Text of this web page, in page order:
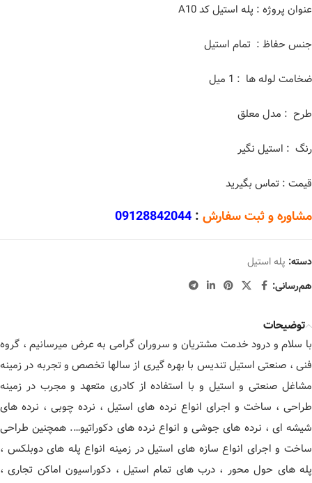
عنوان پروژه : پله استیل کد A10
جنس حفاظ : تمام استیل
ضخامت لوله ها : 1 میل
طرح : مدل معلق
رنگ : استیل نگیر
قیمت : تماس بگیرید
مشاوره و ثبت سفارش :
09128842044
دسته: پله استیل
هم‌رسانی:
توضیحات
با سلام و درود خدمت مشتریان و سروران گرامی به عرض میرسانیم ، گروه
فنی ، صنعتی استیل تندیس با بهره گیری از سالها تخصص و تجربه در زمینه
مشاغل صنعتی و استیل و با استفاده از کادری متعهد و مجرب در زمینه
طراحی ، ساخت و اجرای انواع نرده های استیل ، نرده چوبی ، نرده های
شیشه ای ، نرده های جوشی و انواع نرده های دکوراتیو…. همچنین طراحی
ساخت و اجرای انواع سازه های استیل در زمینه انواع پله های دوبلکس ،
پله های حول محور ، درب های تمام استیل ، دکوراسیون اماکن تجاری ،